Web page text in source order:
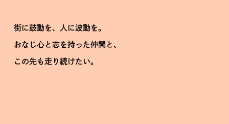
街に鼓動を、人に波動を。
おなじ心と志を持った仲間と、
この先も走り続けたい。